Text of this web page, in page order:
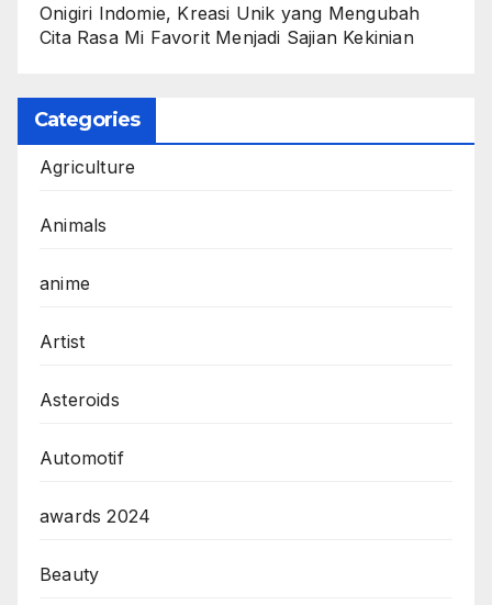
Onigiri Indomie, Kreasi Unik yang Mengubah
Cita Rasa Mi Favorit Menjadi Sajian Kekinian
Categories
Agriculture
Animals
anime
Artist
Asteroids
Automotif
awards 2024
Beauty